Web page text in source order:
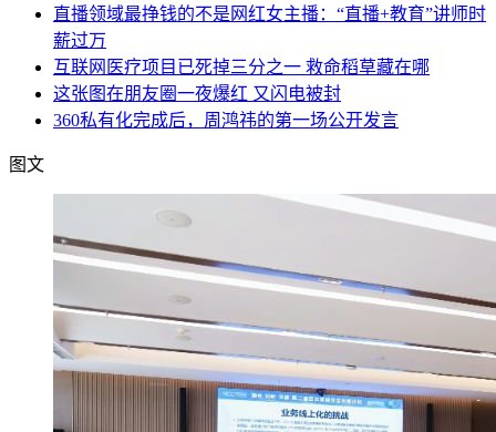
直播领域最挣钱的不是网红女主播：“直播+教育”讲师时
薪过万
互联网医疗项目已死掉三分之一 救命稻草藏在哪
这张图在朋友圈一夜爆红 又闪电被封
360私有化完成后，周鸿祎的第一场公开发言
图文